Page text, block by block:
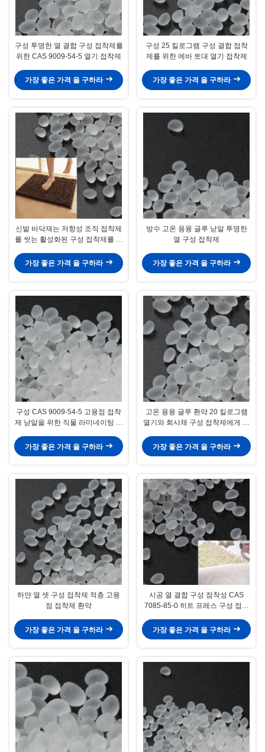
구성 투명한 열 결합 구성 접착제를
위한 CAS 9009-54-5 열기 접착제
가장 좋은 가격 을 구하라
구성 25 킬로그램 구성 결합 접착
제를 위한 에바 토대 열기 접착제
가장 좋은 가격 을 구하라
신발 바닥재는 저항성 조직 접착제
를 씻는 활성화된 구성 접착제를 가
가장 좋은 가격 을 구하라
방수 고온 용융 글루 낟알 투명한
열 구성 접착제
가장 좋은 가격 을 구하라
구성 CAS 9009-54-5 고융점 접착
제 낟알을 위한 직물 라미네이팅 열
가장 좋은 가격 을 구하라
고온 용융 글루 환약 20 킬로그램
열기와 회사채 구성 접착제에게 입
가장 좋은 가격 을 구하라
하얀 열 셋 구성 접착제 적층 고융
점 접착제 환약
가장 좋은 가격 을 구하라
시공 열 결합 구성 점착성 CAS
7085-85-0 히트 프레스 구성 접착
가장 좋은 가격 을 구하라